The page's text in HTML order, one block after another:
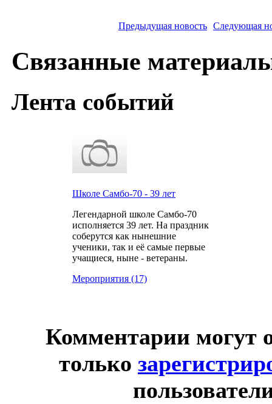
Предыдущая новость Следующая
Связанные
Лента событий
Школе Самбо-70 - 39 лет
Легендарной школе Самбо-70
исполняется 39 лет. На праздник
соберутся как нынешние
ученики, так и её самые первые
учащиеся, ныне - ветераны.
Мероприятия (17)
Комментарии могут
только